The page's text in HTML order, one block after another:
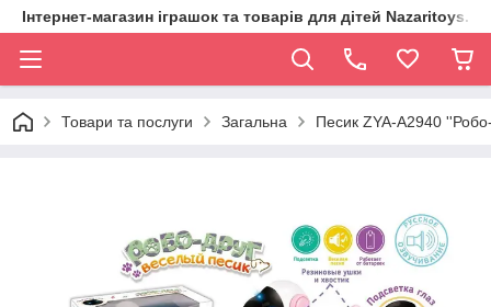
Інтернет-магазин іграшок та товарів для дітей
Товари та послуги Загальна Песик ZYA-A2940 ''Робо-